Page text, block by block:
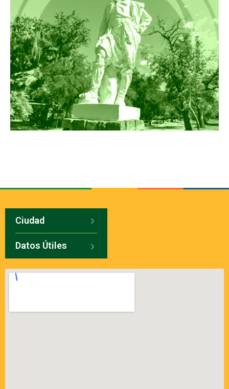
Ciudad
Datos Útiles